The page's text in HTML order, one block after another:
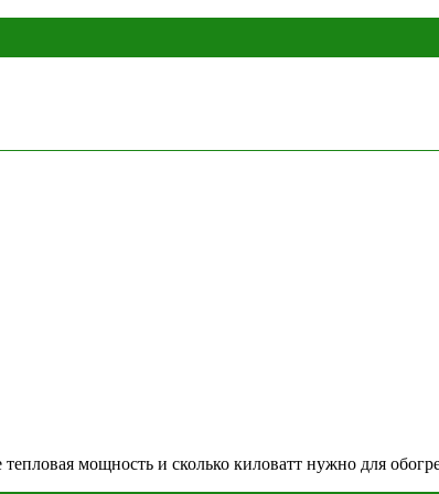
мощность и сколько киловатт нужно для